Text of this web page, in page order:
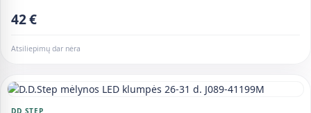
42 €
Atsiliepimų dar nėra